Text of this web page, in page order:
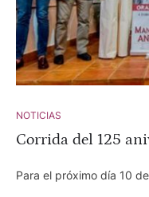
NOTICIAS
Corrida del 125
Para el próximo día 10